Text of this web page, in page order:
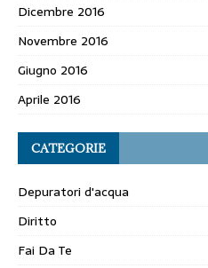
Dicembre 2016
Novembre 2016
Giugno 2016
Aprile 2016
CATEGORIE
Depuratori d'acqua
Diritto
Fai Da Te